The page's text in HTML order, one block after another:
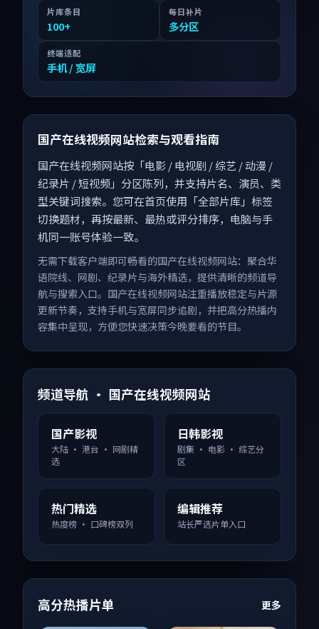
片库条目
100+
每日补片
多分区
终端适配
手机 / 宽屏
国产在线视频网站检索与观看指南
国产在线视频网站按「电影 / 电视剧 / 综艺 / 动漫 /
纪录片 / 短视频」分区陈列，并支持片名、演员、类
型关键词搜索。您可在首页使用「全部片库」标签
切换题材，再按最新、最热或评分排序，电脑与手
机同一账号体验一致。
无需下载客户端即可畅看的国产在线视频网站：聚合华
语院线、网剧、纪录片与海外精选，提供清晰的频道导
航与搜索入口。国产在线视频网站注重播放稳定与片源
更新节奏，支持手机与宽屏同步追剧，并把高分热播内
容集中呈现，方便您快速决策今晚要看的节目。
频道导航 · 国产在线视频网站
国产影视
大陆 · 港台 · 网剧精
选
日韩影视
剧集 · 电影 · 综艺分
区
热门精选
热度榜 · 口碑榜双列
编辑推荐
站长严选片单入口
高分热播片单 更多